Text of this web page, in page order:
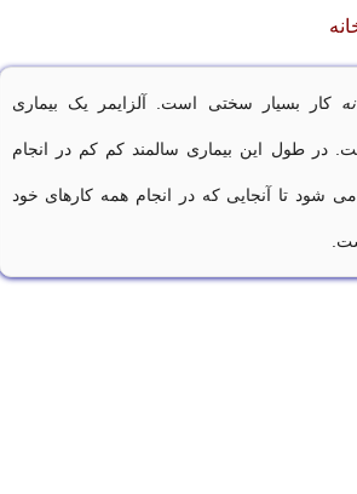
کار بسیار سختی است. آلزایمر یک بیماری
در طول این بیماری سالمند کم کم در انجام
شود تا آنجایی که در انجام همه کارهای خود